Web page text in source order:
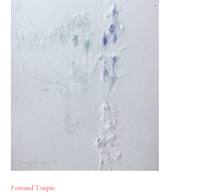
Fernand Toupin